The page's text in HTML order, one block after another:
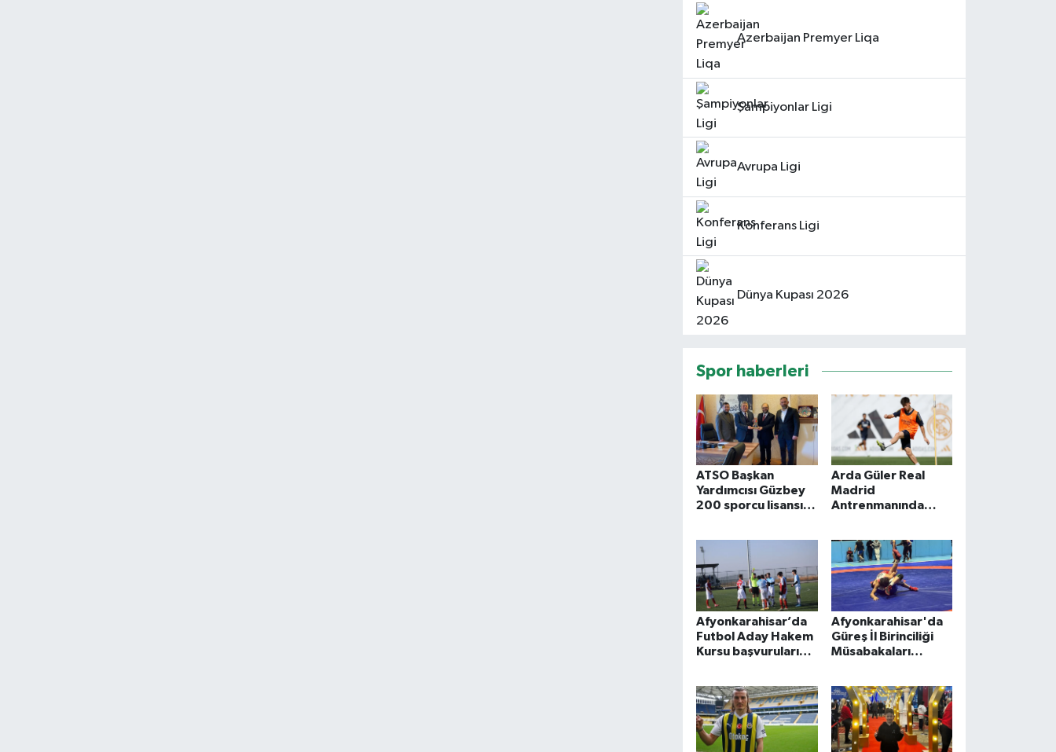
Azerbaijan Premyer Liqa
Şampiyonlar Ligi
Avrupa Ligi
Konferans Ligi
Dünya Kupası 2026
Spor haberleri
ATSO Başkan
Yardımcısı Güzbey
200 sporcu lisansı
Arda Güler Real
Madrid
Antrenmanında
Afyonkarahisar’da
Futbol Aday Hakem
Kursu başvuruları
Afyonkarahisar'da
Güreş İl Birinciliği
Müsabakaları